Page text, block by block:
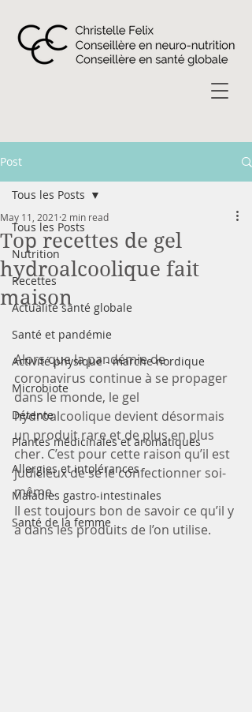
Post
Tous les Posts
Nutrition
Recettes
Actualité santé globale
Santé et pandémie
Activité physique - marche nordique
Microbiote
Détente
Plantes médicinales et aromatiques
Allergies et intolérances
Maladies gastro-intestinales
Santé de la femme
Tous les Posts
Top recettes de gel
hydroalcoolique fait
maison
May 11, 2021 2 min read
Alors que la pandémie de
coronavirus continue à se propager
dans le monde, le gel
hydroalcoolique devient désormais
un produit rare et de plus en plus
cher. C’est pour cette raison qu’il est
judicieux de se le confectionner soi-
même.
Il est toujours bon de savoir ce qu’il y
a dans les produits de l’on utilise.